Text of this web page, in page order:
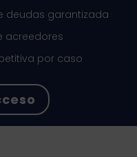
deudas garantizada
acreedores
por caso